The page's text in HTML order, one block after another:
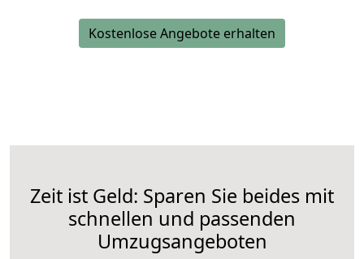
Kostenlose Angebote erhalten
Zeit ist Geld: Sparen Sie beides mit
schnellen und passenden
Umzugsangeboten